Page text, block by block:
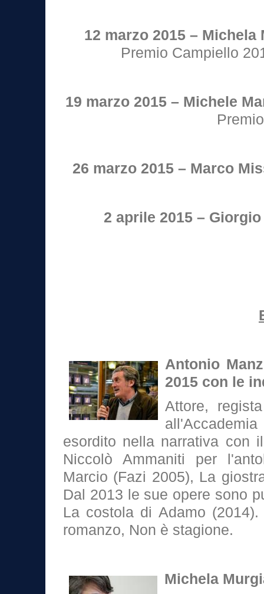
12 marzo 2015 – Michela
Premio Campiello
19 marzo 2015 – Michele
26 marzo 2015 – Marco
2 aprile 2015 –
Antonio
2015 con le
Attore,
esordito nella narrativa con
Niccolò Ammaniti per
Marcio (Fazi 2005), La
Dal 2013 le sue opere sono
La costola di Adamo
romanzo, Non è stagione.
Michela